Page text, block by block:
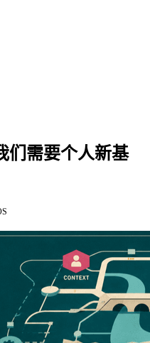
们需要个人新基